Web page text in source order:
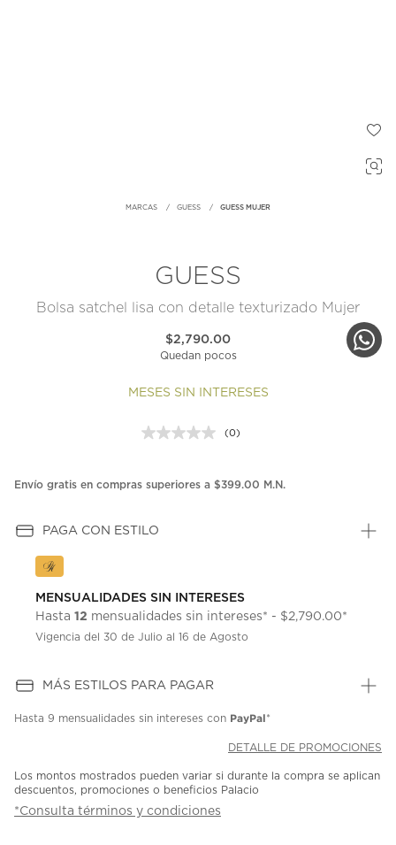
MARCAS GUESS GUESS MUJER
GUESS
Bolsa satchel lisa con detalle texturizado Mujer
$2,790.00
Quedan pocos
MESES SIN INTERESES
Sin
en
(0)
Envío gratis en compras superiores a $399.00 M.N.
PAGA CON ESTILO
MENSUALIDADES SIN INTERESES
Hasta 12 mensualidades sin intereses* - $2,790.00*
Vigencia del 30 de Julio al 16 de Agosto
MÁS ESTILOS PARA PAGAR
Hasta 9 mensualidades sin intereses con PayPal*
DETALLE DE PROMOCIONES
Los montos mostrados pueden variar si durante la compra se aplican
descuentos, promociones o beneficios Palacio
*Consulta términos y condiciones